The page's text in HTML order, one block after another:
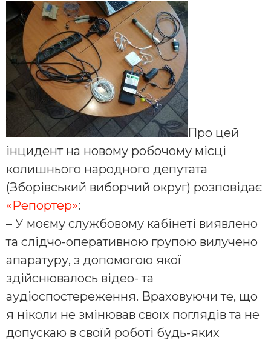
Про цей
інцидент на новому робочому місці
колишнього народного депутата
(Зборівський виборчий округ) розповідає
«Репортер»:
– У моєму службовому кабінеті виявлено
та слідчо-оперативною групою вилучено
апаратуру, з допомогою якої
здійснювалось відео- та
аудіоспостереження. Враховуючи те, що
я ніколи не змінював своїх поглядів та не
допускаю в своїй роботі будь-яких